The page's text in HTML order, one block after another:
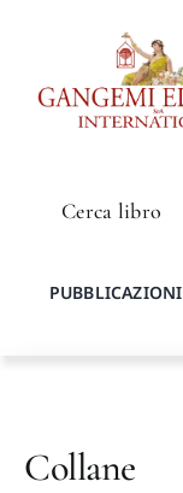
Cerca libro
PUBBLICAZIONI
Collane